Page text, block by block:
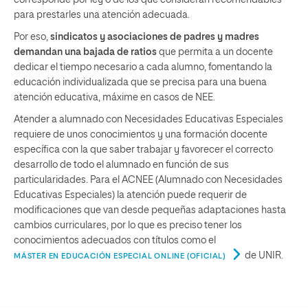
para prestarles una atención adecuada.
Por eso, sindicatos y asociaciones de padres y madres
demandan una bajada de ratios que permita a un docente
dedicar el tiempo necesario a cada alumno, fomentando la
educación individualizada que se precisa para una buena
atención educativa, máxime en casos de NEE.
Atender a alumnado con Necesidades Educativas Especiales
requiere de unos conocimientos y una formación docente
específica con la que saber trabajar y favorecer el correcto
desarrollo de todo el alumnado en función de sus
particularidades. Para el ACNEE (Alumnado con Necesidades
Educativas Especiales) la atención puede requerir de
modificaciones que van desde pequeñas adaptaciones hasta
cambios curriculares, por lo que es preciso tener los
conocimientos adecuados con títulos como el
MÁSTER EN EDUCACIÓN ESPECIAL ONLINE (OFICIAL) de UNIR.